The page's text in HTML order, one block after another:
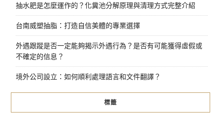
抽水肥是怎麼運作的？化糞池分解原理與清理方式完整介紹
台南威塑抽脂：打造自信美體的專業選擇
外遇跟蹤是否一定能夠揭示外遇行為？是否有可能獲得虛假或
不確定的信息？
境外公司設立：如何順利處理語言和文件翻譯？
標籤